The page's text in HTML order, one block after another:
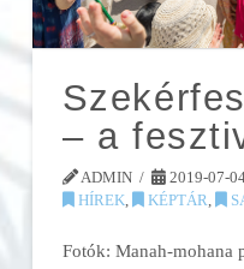
– a
ADMIN
2019-07-
HÍREK, KÉPTÁR,
Fotók: Manah-mohana